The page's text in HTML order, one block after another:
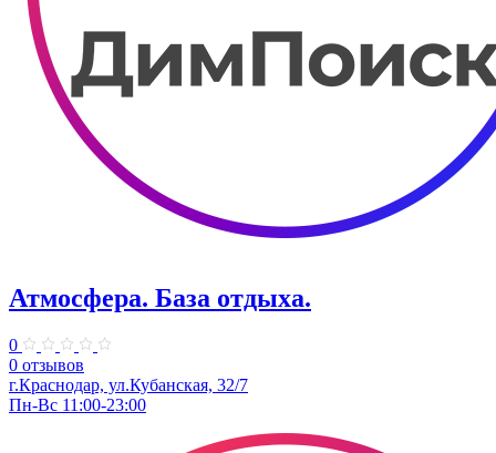
Атмосфера. ​База отдыха.
0
0 отзывов
г.Краснодар, ул.​Кубанская, 32/7​
Пн-Вс 11:00-23:00